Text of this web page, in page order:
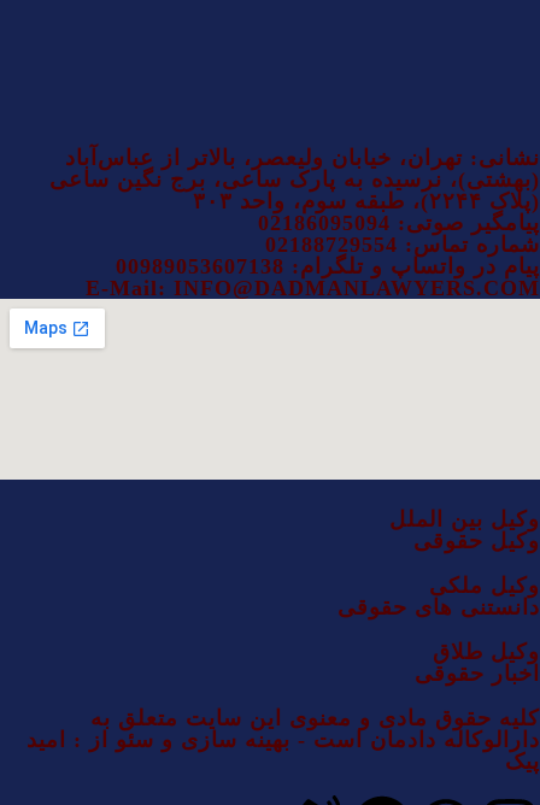
نشانی: تهران، خیابان ولیعصر، بالاتر از عباس‌آباد
(بهشتی)، نرسیده به پارک ساعی، برج نگین ساعی
(پلاک ۲۲۴۴)، طبقه سوم، واحد ۳۰۳
پیامگیر صوتی: 02186095094
شماره تماس: 02188729554
پیام در واتساپ و تلگرام: 00989053607138
E-Mail: INFO@DADMANLAWYERS.COM
وکیل بین الملل
وکیل حقوقی
وکیل ملکی
دانستنی های حقوقی
وکیل طلاق
اخبار حقوقی
کلیه حقوق مادی و معنوی این سایت متعلق به
دارالوکاله دادمان است - بهینه سازی و سئو از : امید
پیک